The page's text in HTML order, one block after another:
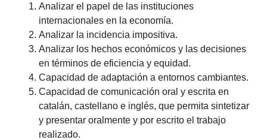
Analizar el papel de las instituciones
internacionales en la economía.
Analizar la incidencia impositiva.
Analizar los hechos económicos y las decisiones
en términos de eficiencia y equidad.
Capacidad de adaptación a entornos cambiantes.
Capacidad de comunicación oral y escrita en
catalán, castellano e inglés, que permita sintetizar
y presentar oralmente y por escrito el trabajo
realizado.